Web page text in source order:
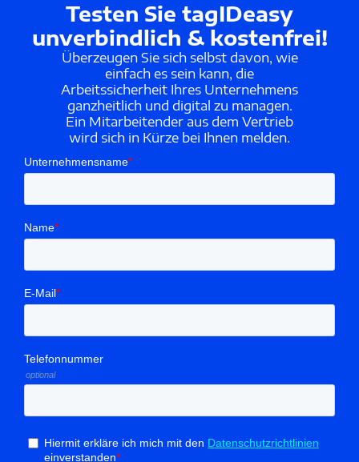
Testen Sie tagIDeasy
unverbindlich & kostenfrei!
Überzeugen Sie sich selbst davon, wie
einfach es sein kann, die
Arbeitssicherheit Ihres Unternehmens
ganzheitlich und digital zu managen.
Ein Mitarbeitender aus dem Vertrieb
wird sich in Kürze bei Ihnen melden.